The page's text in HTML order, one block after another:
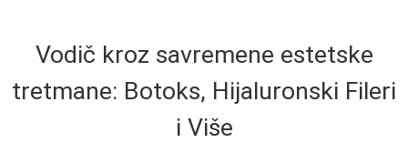
Vodič kroz savremene estetske
tretmane: Botoks, Hijaluronski Fileri
i Više